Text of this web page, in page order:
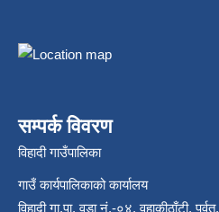
सम्पर्क विवरण
विहादी गाउँपालिका
गाउँ कार्यपालिकाको कार्यालय
विहादी गा.पा. वडा नं.-०४, वहाकीठाँटी, पर्वत,